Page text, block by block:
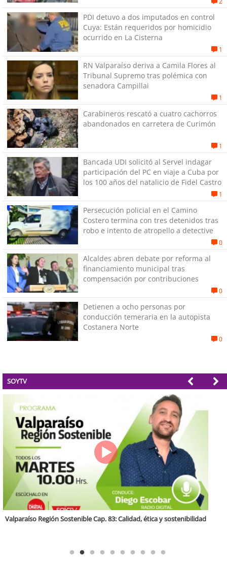
PDI detuvo a dos imputados en control
Cuya: Están requeridos por homicidio
ocurrido en La Cisterna
1
RN Valparaíso deriva a Camila Flores al
Tribunal Supremo tras polémica con
senadora Campillai
1
Carabineros rescató a cuatro cachorros
abandonados en carretera de Curimón
1
Bancada UDI solicitó al Servel indagar
participación del PC en viaje a Cuba por
los 100 años del natalicio de Fidel Castro
1
Persecución policial en el Camino
Costero termina con tres detenidos tras
robo e intento de atropello a detective
0
Alcaldes abren debate por reforma al
financiamiento municipal tras
compensación por contribuciones
0
Detienen a ocho personas por
conducción temeraria en la autopista
Costanera Norte
0
SOYTV